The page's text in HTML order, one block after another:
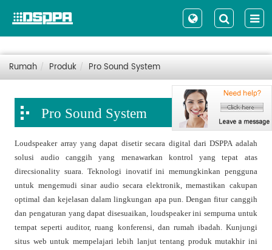
Rumah Produk Pro Sound System
Pro Sound System
Loudspeaker array yang dapat disetir secara digital dari DSPPA adalah
solusi audio canggih yang menawarkan kontrol yang tepat atas
direcsionality suara. Teknologi inovatif ini memungkinkan pengguna
untuk mengemudi sinar audio secara elektronik, memastikan cakupan
optimal dan kejelasan dalam lingkungan apa pun. Dengan fitur canggih
dan pengaturan yang dapat disesuaikan, loudspeaker ini sempurna untuk
tempat seperti auditor, ruang konferensi, dan rumah ibadah. Kunjungi
situs web untuk mempelajari lebih lanjut tentang produk mutakhir ini